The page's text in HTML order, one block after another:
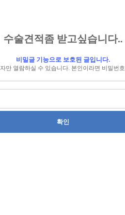
수술견적좀 받고싶습니다..
비밀글 기능으로 보호된 글입니다.
만 열람하실 수 있습니다. 본인이라면 비밀번